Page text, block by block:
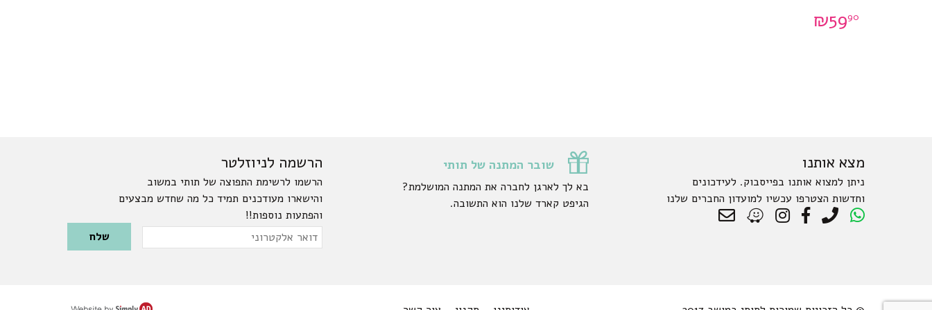
₪5990
מצא אותנו
ניתן למצוא אותנו בפייסבוק. לעידכונים
וחדשות הצטרפו עכשיו למועדון החברים שלנו
שובר המתנה של תותי
בא לך לארגן לחברה את המתנה המושלמת?
הגיפט קארד שלנו הוא התשובה.
הרשמה לניוזלטר
הרשמו לרשימת התפוצה של תותי במשוב
והישארו מעודכנים תמיד כל מה שחדש מבצעים
והפתעות נוספות!!
Please leave this field empty.
דואר